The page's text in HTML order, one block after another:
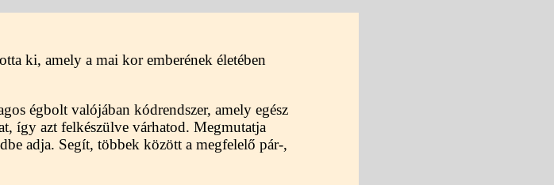
ki, amely a mai kor emberének életében
égbolt valójában kódrendszer, amely egész
így azt felkészülve várhatod. Megmutatja
adja. Segít, többek között a megfelelő pár-,